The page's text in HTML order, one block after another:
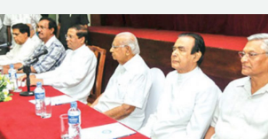
m
a
i
n
c
o